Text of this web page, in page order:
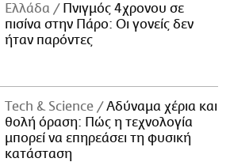
Ελλάδα
Πνιγμός 4χρονου σε
πισίνα στην Πάρο: Οι γονείς δεν
ήταν παρόντες
Τech & Science
Αδύναμα χέρια και
θολή όραση: Πώς η τεχνολογία
μπορεί να επηρεάσει τη φυσική
κατάσταση